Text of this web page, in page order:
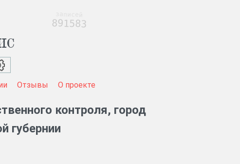
Отзывы О проекте
контроля, город
губернии
891583